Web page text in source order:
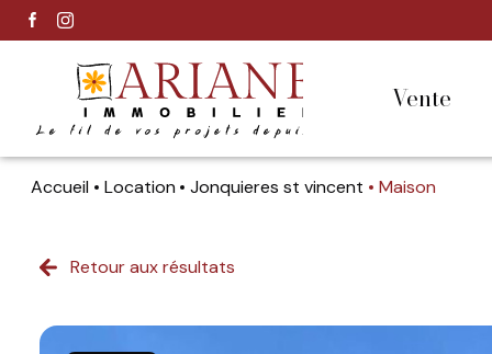
vente
Accueil Location Jonquieres st vincent Maison
Retour aux résultats